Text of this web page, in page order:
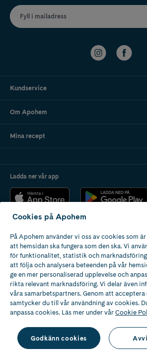
Fyll i mailadress
Kundservice
Om Apohem
Mina recept
Ladda ner vår app
Apotek med tillstånd
av Läkemedelsverket
Cookies på Apohem
På Apohem använder vi oss av cookies som
att hemsidan ska fungera som den ska. Vi
för funktionalitet, statistik och
att följa och analysera beteenden på vår
ge en mer personaliserad upplevelse och
rikta relevant marknadsföring. Vi delar även
våra samarbetspartners. Genom att
samtycker du till vår användning av cookies.
anpassa cookies. Läs mer under vårCookie
Godkänn cookies